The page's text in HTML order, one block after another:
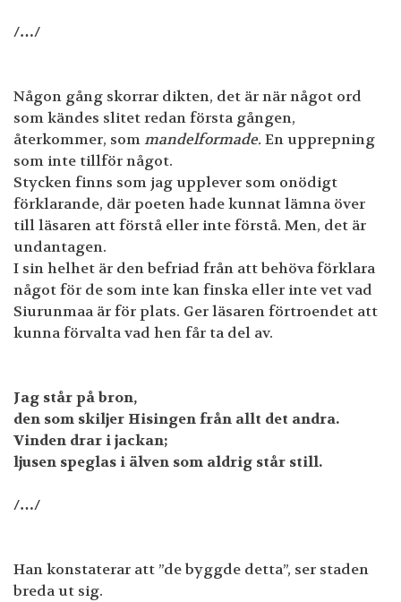
/…/
Någon gång skorrar dikten, det är när något ord
som kändes slitet redan första gången,
återkommer, sommandelformade. En upprepning
som inte tillför något.
Stycken finns som jag upplever som onödigt
förklarande, där poeten hade kunnat lämna över
till läsaren att förstå eller inte förstå. Men, det är
undantagen.
I sin helhet är den befriad från att behöva förklara
något för de som inte kan finska eller inte vet vad
Siurunmaa är för plats. Ger läsaren förtroendet att
kunna förvalta vad hen får ta del av.
Jag står på bron,
den som skiljer Hisingen från allt det andra.
Vinden drar i jackan;
ljusen speglas i älven som aldrig står still.
/…/
Han konstaterar att ”de byggde detta”, ser staden
breda ut sig.